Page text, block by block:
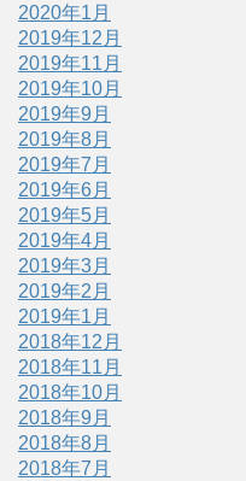
2020年1月
2019年12月
2019年11月
2019年10月
2019年9月
2019年8月
2019年7月
2019年6月
2019年5月
2019年4月
2019年3月
2019年2月
2019年1月
2018年12月
2018年11月
2018年10月
2018年9月
2018年8月
2018年7月